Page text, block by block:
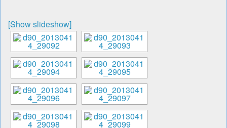
[Show slideshow]